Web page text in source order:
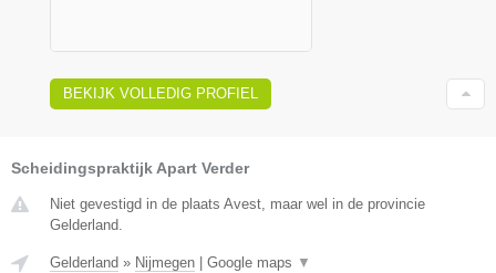
BEKIJK VOLLEDIG PROFIEL
Scheidingspraktijk Apart Verder
Niet gevestigd in de plaats Avest, maar wel in de provincie
Gelderland.
Gelderland » Nijmegen | Google maps ▼